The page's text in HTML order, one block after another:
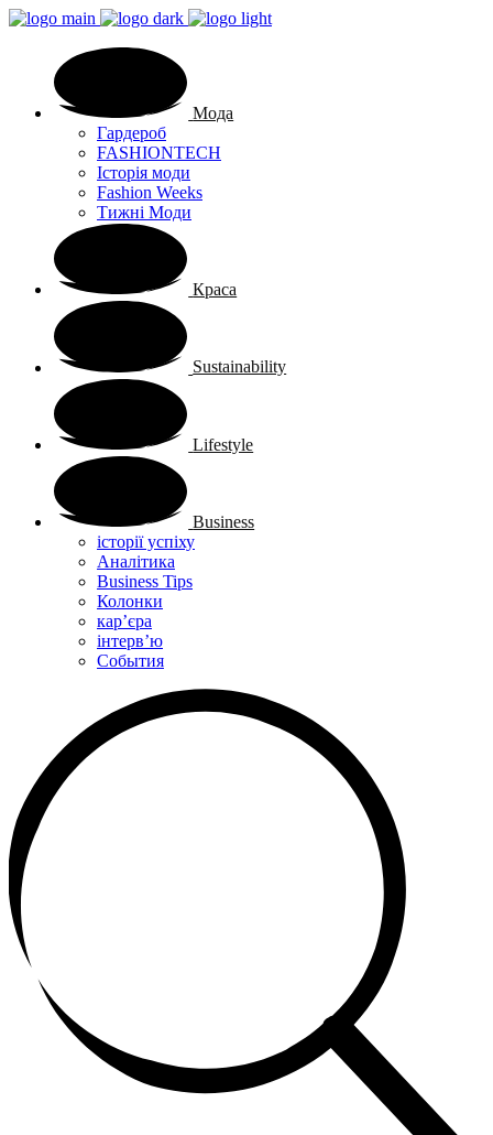
Мода
Гардероб
FASHIONTECH
Історія моди
Fashion Weeks
Тижні Моди
Краса
Sustainability
Lifestyle
Business
історії успіху
Аналітика
Business Tips
Колонки
кар’єра
інтерв’ю
Cобытия